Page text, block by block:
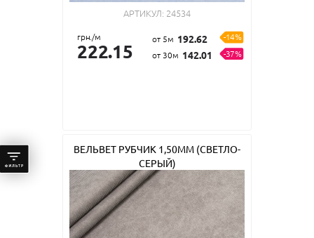
АРТИКУЛ: 24534
грн./м
222.15
от 5м 192.62
-14%
от 30м 142.01 -37%
ВЕЛЬВЕТ РУБЧИК 1,50ММ (СВЕТЛО-
СЕРЫЙ)